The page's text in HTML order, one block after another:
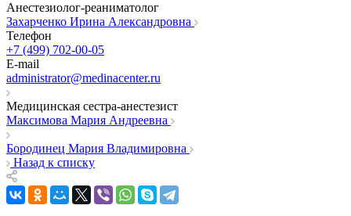
Анестезиолог-реаниматолог
Захарченко Ирина Александровна
Телефон
+7 (499) 702-00-05
E-mail
administrator@medinacenter.ru
Медицинская сестра-анестезист
Максимова Мария Андреевна
Бородинец Мария Владимировна
Назад к списку